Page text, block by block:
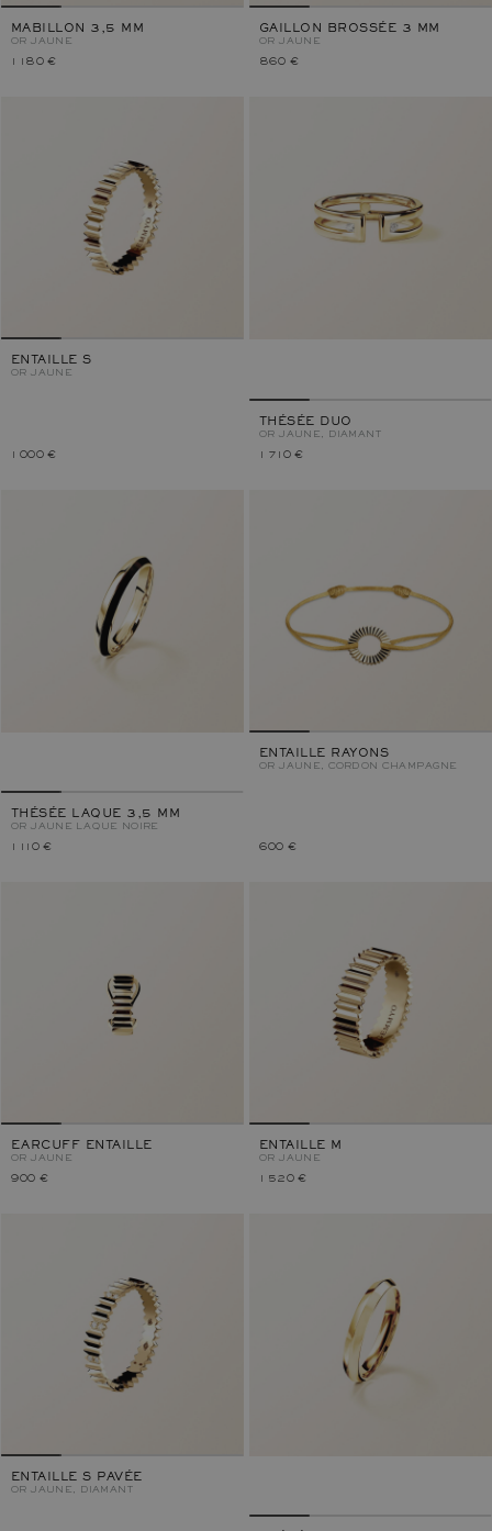
MABILLON 3,5 MM
OR JAUNE
1 180 €
GAILLON BROSSÉE 3 MM
OR JAUNE
860 €
ENTAILLE S
OR JAUNE
1 000 €
THÉSÉE DUO
OR JAUNE, DIAMANT
1 710 €
THÉSÉE LAQUE 3,5 MM
OR JAUNE LAQUE NOIRE
1 110 €
ENTAILLE RAYONS
OR JAUNE, CORDON CHAMPAGNE
600 €
EARCUFF ENTAILLE
OR JAUNE
900 €
ENTAILLE M
OR JAUNE
1 520 €
ENTAILLE S PAVÉE
OR JAUNE, DIAMANT